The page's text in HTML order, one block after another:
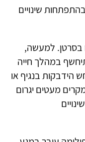
שינויים
בסרטן. למעשה,
תיחשף במהלך חייה
הידבקות בנגיף או
מעטים יגרום